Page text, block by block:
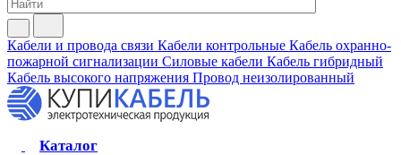
Кабели и провода связи Кабели контрольные Кабель охранно-
пожарной сигнализации Силовые кабели Кабель гибридный
Кабель высокого напряжения Провод неизолированный
Каталог